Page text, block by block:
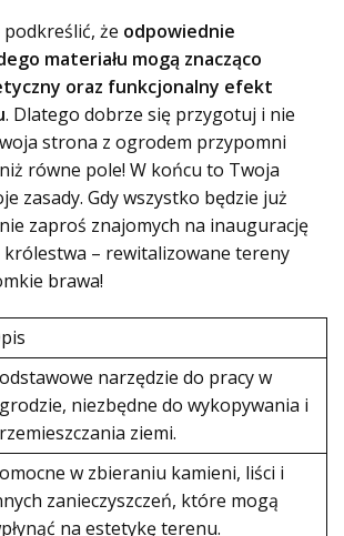
że odpowiednie
materiału mogą znacząco
oraz funkcjonalny efekt
. Dlatego dobrze się przygotuj i nie
strona z ogrodem przypomni
równe pole! W końcu to Twoja
zasady. Gdy wszystko będzie już
zaproś znajomych na inaugurację
królestwa – rewitalizowane tereny
brawa!
narzędzie do pracy w
niezbędne do wykopywania i
ziemi.
w zbieraniu kamieni, liści i
zanieczyszczeń, które mogą
na estetykę terenu.